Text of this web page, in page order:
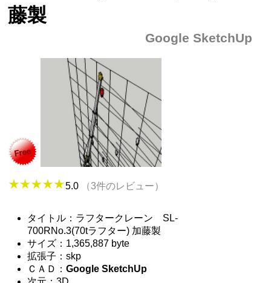
藤製
Google SketchUp
5.0 （3件のレビュー）
タイトル：ラフタークレーン SL-
700RNo.3(70tラフター) 加藤製
サイズ：1,365,887 byte
拡張子：skp
ＣＡＤ：Google SketchUp